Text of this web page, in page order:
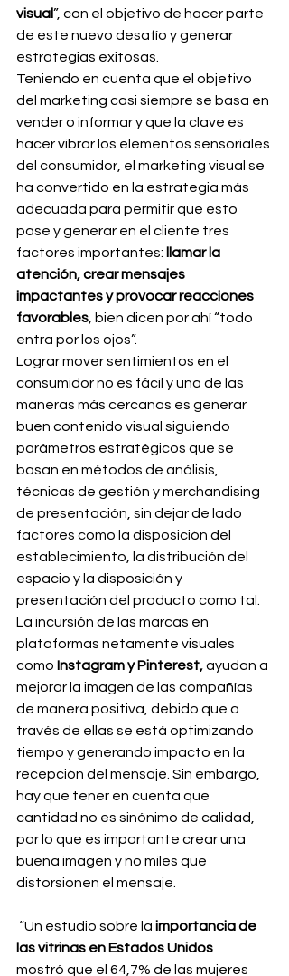
visual”, con el objetivo de hacer parte
de este nuevo desafío y generar
estrategias exitosas.
Teniendo en cuenta que el objetivo
del marketing casi siempre se basa en
vender o informar y que la clave es
hacer vibrar los elementos sensoriales
del consumidor, el marketing visual se
ha convertido en la estrategia más
adecuada para permitir que esto
pase y generar en el cliente tres
factores importantes: llamar la
atención, crear mensajes
impactantes y provocar reacciones
favorables , bien dicen por ahí “todo
entra por los ojos”.
Lograr mover sentimientos en el
consumidor no es fácil y una de las
maneras más cercanas es generar
buen contenido visual siguiendo
parámetros estratégicos que se
basan en métodos de análisis,
técnicas de gestión y merchandising
de presentación, sin dejar de lado
factores como la disposición del
establecimiento, la distribución del
espacio y la disposición y
presentación del producto como tal.
La incursión de las marcas en
plataformas netamente visuales
como Instagram y Pinterest, ayudan a
mejorar la imagen de las compañías
de manera positiva, debido que a
través de ellas se está optimizando
tiempo y generando impacto en la
recepción del mensaje. Sin embargo,
hay que tener en cuenta que
cantidad no es sinónimo de calidad,
por lo que es importante crear una
buena imagen y no miles que
distorsionen el mensaje.
“Un estudio sobre la importancia de
las vitrinas en Estados Unidos
mostró que el 64,7% de las mujeres